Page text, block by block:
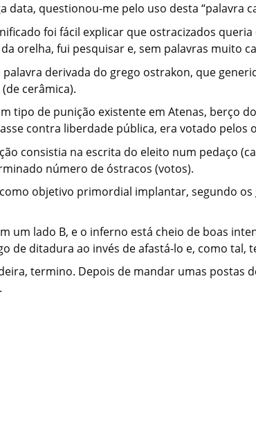
data, questionou-me pelo uso desta “palavra
foi fácil explicar que ostracizados
orelha, fui pesquisar e, sem palavras muito
derivada do grego ostrakon, que
cerâmica).
tipo de punição existente em Atenas, berço
contra liberdade pública, era votado
consistia na escrita do eleito num pedaço
número de óstracos (votos).
objetivo primordial implantar, segundo
um lado B, e o inferno está cheio de boas
de ditadura ao invés de afastá-lo e, como tal,
termino. Depois de mandar umas postas